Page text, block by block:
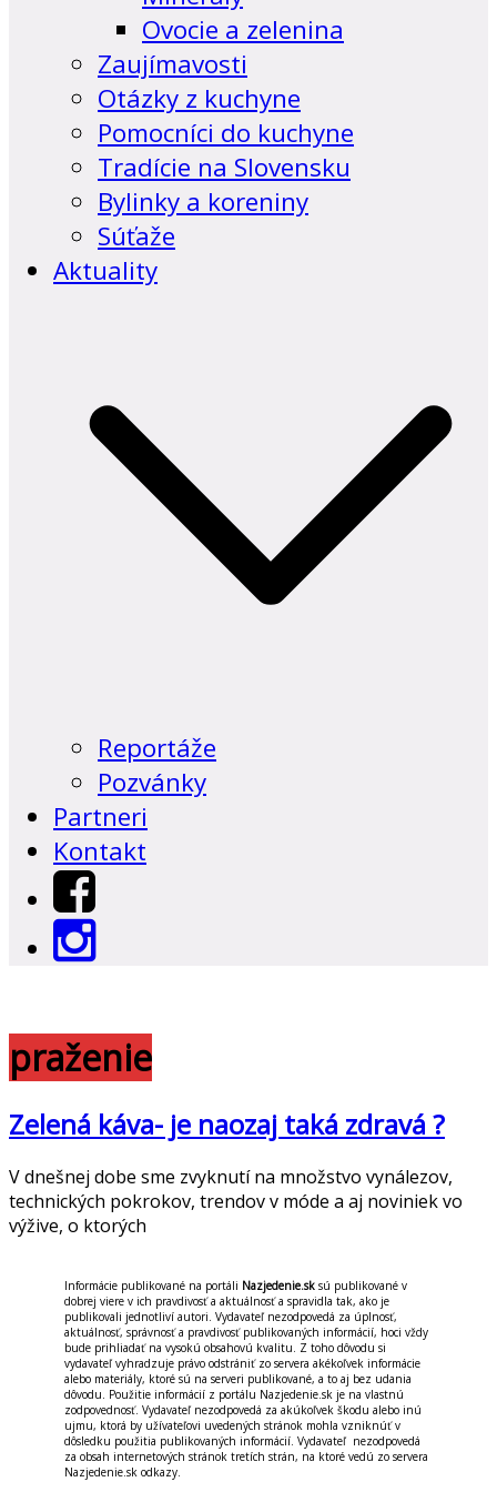
Ovocie a zelenina
Zaujímavosti
Otázky z kuchyne
Pomocníci do kuchyne
Tradície na Slovensku
Bylinky a koreniny
Súťaže
Aktuality
Reportáže
Pozvánky
Partneri
Kontakt
praženie
Zelená káva- je naozaj taká zdravá ?
V dnešnej dobe sme zvyknutí na množstvo vynálezov,
technických pokrokov, trendov v móde a aj noviniek vo
výžive, o ktorých
Informácie publikované na portáli Nazjedenie.sk sú publikované v
dobrej viere v ich pravdivosť a aktuálnosť a spravidla tak, ako je
publikovali jednotliví autori. Vydavateľ nezodpovedá za úplnosť,
aktuálnosť, správnosť a pravdivosť publikovaných informácií, hoci vždy
bude prihliadať na vysokú obsahovú kvalitu. Z toho dôvodu si
vydavateľ vyhradzuje právo odstrániť zo servera akékoľvek informácie
alebo materiály, ktoré sú na serveri publikované, a to aj bez udania
dôvodu. Použitie informácií z portálu Nazjedenie.sk je na vlastnú
zodpovednosť. Vydavateľ nezodpovedá za akúkoľvek škodu alebo inú
ujmu, ktorá by užívateľovi uvedených stránok mohla vzniknúť v
dôsledku použitia publikovaných informácií. Vydavateľ nezodpovedá
za obsah internetových stránok tretích strán, na ktoré vedú zo servera
Nazjedenie.sk odkazy.